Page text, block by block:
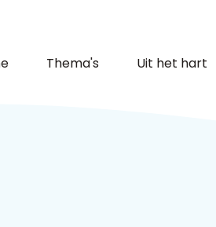
Thema's Uit het hart